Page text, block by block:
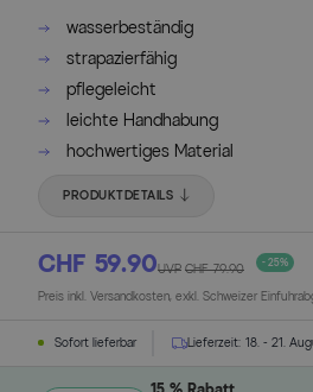
wasserbeständig
strapazierfähig
pflegeleicht
leichte Handhabung
hochwertiges Material
PRODUKTDETAILS
CHF 59.90UVP CHF 79.90 - 25%
Preis inkl. Versandkosten, exkl. Schweizer
Sofort lieferbar Lieferzeit: 18. - 21.